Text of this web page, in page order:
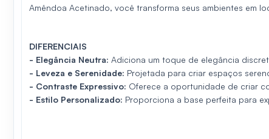
Amêndoa Acetinado, você transforma seus ambientes em
DIFERENCIAIS
- Elegância Neutra: Adiciona um toque de elegância
- Leveza e Serenidade: Projetada para criar espaços
- Contraste Expressivo: Oferece a oportunidade de criar
- Estilo Personalizado: Proporciona a base perfeita para